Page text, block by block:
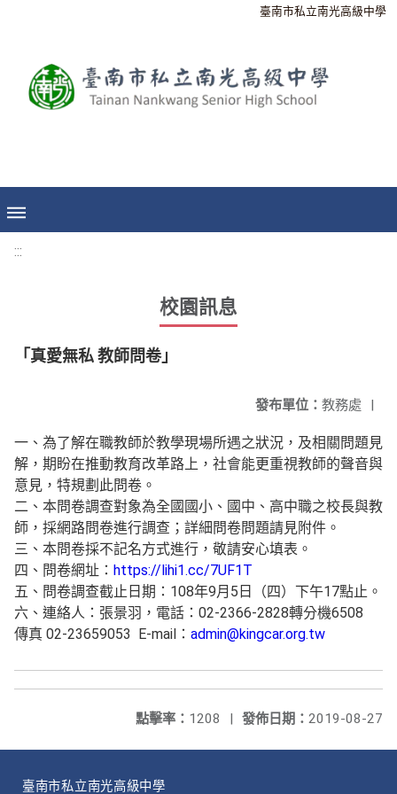
臺南市私立南光高級中學
:::
校園訊息
「真愛無私 教師問卷」
發布單位： 教務處 |
一、為了解在職教師於教學現場所遇之狀況，及相關問題見
解，期盼在推動教育改革路上，社會能更重視教師的聲音與
意見，特規劃此問卷。
二、本問卷調查對象為全國國小、國中、高中職之校長與教
師，採網路問卷進行調查；詳細問卷問題請見附件。
三、本問卷採不記名方式進行，敬請安心填表。
四、問卷網址： https://lihi1.cc/7UF1T
五、問卷調查截止日期：108年9月5日（四）下午17點止。
六、連絡人：張景羽，電話：02-2366-2828轉分機6508
傳真 02-23659053 E-mail： admin@kingcar.org.tw
發佈日期： 2019-08-27
點擊率： 1208 |
臺南市私立南光高級中學